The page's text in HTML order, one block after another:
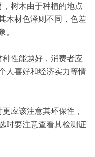
树木由于种植的地点
木材色泽则不同，色差
。
性能越好，消费者应
人喜好和经济实力等情
应该注意其环保性，
时要注意查看其检测证